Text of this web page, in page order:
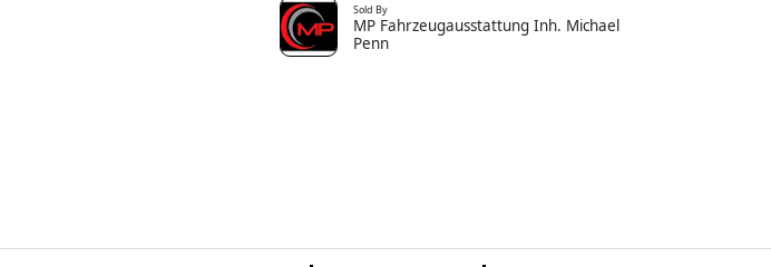
Sold By
MP Fahrzeugausstattung Inh. Michael
Penn